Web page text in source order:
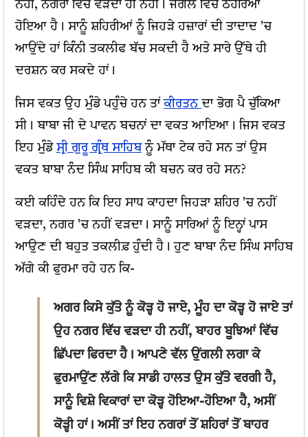
ਨਹੀਂ, ਨਗਰਾਂ ਵਿੱਚ ਵੜਦਾ ਹੀ ਨਹੀ। ਜੰਗਲ ਵਿੱਚ ਠਹਰਿਆ
ਹੋਇਆ ਹੈ। ਸਾਨੂੰ ਸ਼ਹਿਰੀਆਂ ਨੂੰ ਜਿਹੜੇ ਹਜ਼ਾਰਾਂ ਦੀ ਤਾਦਾਦ 'ਚ
ਆਉਂਦੇ ਹਾਂ ਕਿੰਨੀ ਤਕਲੀਫ ਬੱਚ ਸਕਦੀ ਹੈ ਅਤੇ ਸਾਰੇ ਉੱਥੇ ਹੀ
ਦਰਸ਼ਨ ਕਰ ਸਕਦੇ ਹਾਂ।
ਜਿਸ ਵਕਤ ਉਹ ਮੁੰਡੇ ਪਹੁੰਚੇ ਹਨ ਤਾਂਕੀਰਤਨ ਦਾ ਭੋਗ ਪੈ ਚੁੱਕਿਆ
ਸੀ। ਬਾਬਾ ਜੀ ਦੇ ਪਾਵਨ ਬਚਨਾਂ ਦਾ ਵਕਤ ਆਇਆ। ਜਿਸ ਵਕਤ
ਇਹ ਮੁੰਡੇ ਸ੍ਰੀ ਗੁਰੂ ਗ੍ਰੰਥ ਸਾਹਿਬਨੂੰ ਮੱਥਾ ਟੇਕ ਰਹੇ ਸਨ ਤਾਂ ਉਸ
ਵਕਤ ਬਾਬਾ ਨੰਦ ਸਿੰਘ ਸਾਹਿਬ ਕੀ ਬਚਨ ਕਰ ਰਹੇ ਸਨ?
ਕਈ ਕਹਿੰਦੇ ਹਨ ਕਿ ਇਹ ਸਾਧ ਕਾਹਦਾ ਜਿਹੜਾ ਸ਼ਹਿਰ 'ਚ ਨਹੀਂ
ਵੜਦਾ, ਨਗਰ 'ਚ ਨਹੀਂ ਵੜਦਾ। ਸਾਨੂੰ ਸਾਰਿਆਂ ਨੂੰ ਇਨ੍ਹਾਂ ਪਾਸ
ਆਉਣ ਦੀ ਬਹੁਤ ਤਕਲੀਫ਼ ਹੁੰਦੀ ਹੈ। ਹੁਣ ਬਾਬਾ ਨੰਦ ਸਿੰਘ ਸਾਹਿਬ
ਅੱਗੇ ਕੀ ਫੁਰਮਾ ਰਹੇ ਹਨ ਕਿ-
ਅਗਰ ਕਿਸੇ ਕੁੱਤੇ ਨੂੰ ਕੋੜ੍ਹ ਹੋ ਜਾਏ, ਮੂੰਹ ਦਾ ਕੋੜ੍ਹ ਹੋ ਜਾਏ ਤਾਂ
ਉਹ ਨਗਰ ਵਿੱਚ ਵੜਦਾ ਹੀ ਨਹੀਂ, ਬਾਹਰ ਬੂਝਿਆਂ ਵਿੱਚ
ਛਿੱਪਦਾ ਫਿਰਦਾ ਹੈ। ਆਪਣੇ ਵੱਲ ਉਂਗਲੀ ਲਗਾ ਕੇ
ਫੁਰਮਾਉਂਣ ਲੱਗੇ ਕਿ ਸਾਡੀ ਹਾਲਤ ਉਸ ਕੁੱਤੇ ਵਰਗੀ ਹੈ,
ਸਾਨੂੰ ਵਿਸ਼ੇ ਵਿਕਾਰਾਂ ਦਾ ਕੋੜ੍ਹ ਹੋਇਆ-ਹੋਇਆ ਹੈ, ਅਸੀਂ
ਕੋੜ੍ਹੀ ਹਾਂ। ਅਸੀਂ ਤਾਂ ਇਹ ਨਗਰਾਂ ਤੋਂ ਸ਼ਹਿਰਾਂ ਤੋਂ ਬਾਹਰ